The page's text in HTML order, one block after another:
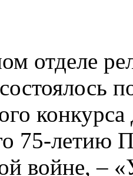
отделе
конкурса
75-летию
войне, –